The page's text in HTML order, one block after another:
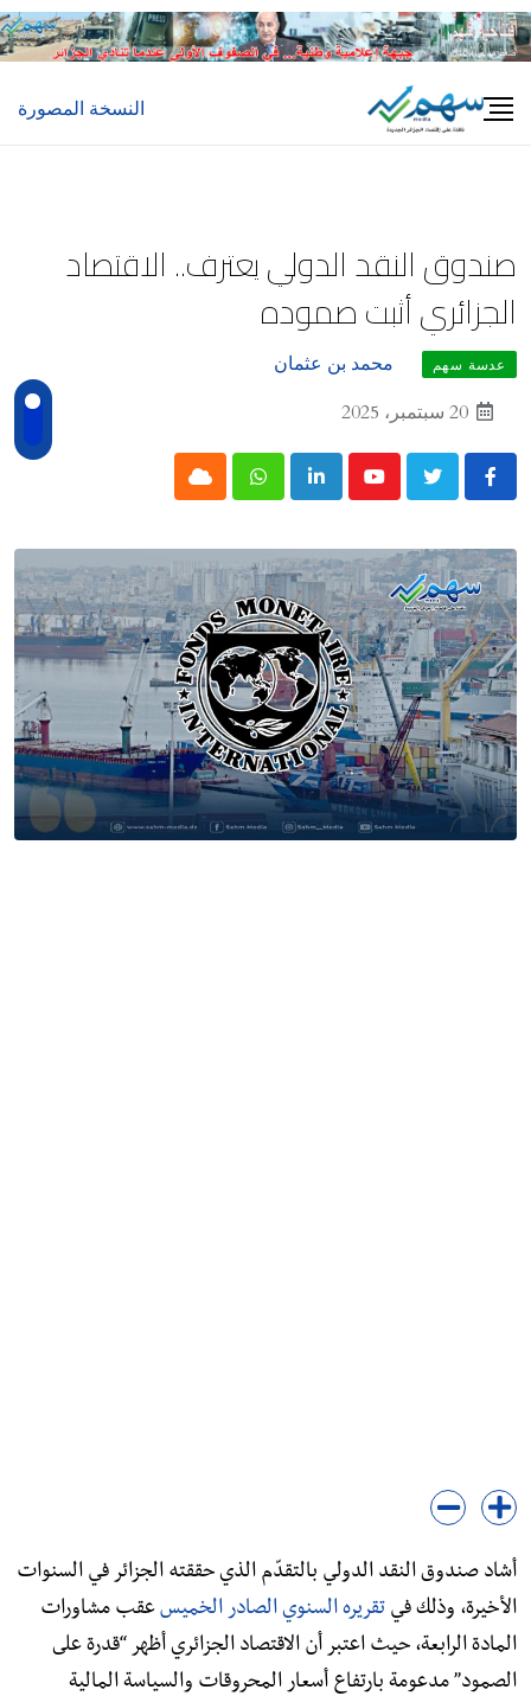
Skip
to
النسخة المصورة
صندوق النقد الدولي يعترف.. الاقتصاد
الجزائري أثبت صموده
عدسة سهم
محمد بن عثمان
20 سبتمبر، 2025
Youtube
LinkedIn
Whatsapp
Cloud
أشاد صندوق النقد الدولي بالتقدّم الذي حققته الجزائر في السنوات
الأخيرة، وذلك في تقريره السنوي الصادر الخميسعقب مشاورات
المادة الرابعة، حيث اعتبر أن الاقتصاد الجزائري أظهر “قدرة على
الصمود” مدعومة بارتفاع أسعار المحروقات والسياسة المالية